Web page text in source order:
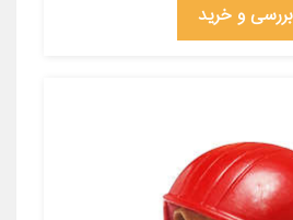
بررسی و خرید